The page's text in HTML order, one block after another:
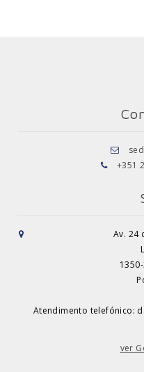
+351
Av. 24
Atendimento telefónico:
ver